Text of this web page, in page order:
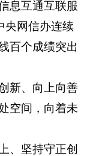
息互通互联服
央网信办连续
百个成绩突出
新、向上向善
空间，向着未
、坚持守正创